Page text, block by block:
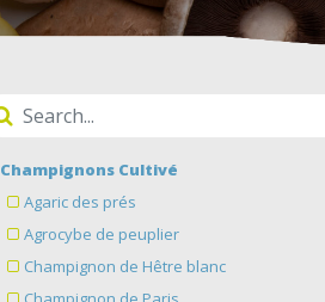
Champignons Cultivé
Agaric des prés
Agrocybe de peuplier
Champignon de Hêtre blanc